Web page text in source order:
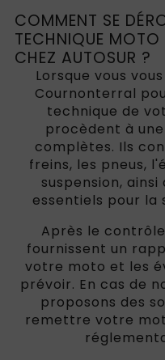
COMMENT SE
TECHNIQUE
CHEZ AUTOSUR ?
Lorsque vous
Cournonterral
technique de
procèdent à
complètes. Ils
freins, les pneus,
suspension,
essentiels pour
Après le
fournissent un
votre moto et les
prévoir. En cas de
proposons des
remettre votre